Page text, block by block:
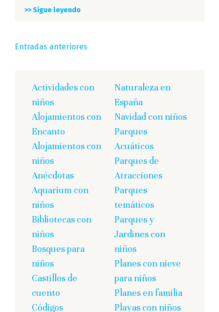
>> Sigue leyendo
Navegación
entradas
Entradas anteriores
Actividades con
niños
Alojamientos con
Encanto
Alojamientos con
niños
Anécdotas
Aquarium con
niños
Bibliotecas con
niños
Bosques para
niños
Castillos de
cuento
Códigos
Naturaleza en
España
Navidad con niños
Parques
Acuáticos
Parques de
Atracciones
Parques
temáticos
Parques y
Jardines con
niños
Planes con nieve
para niños
Planes en familia
Playas con niños